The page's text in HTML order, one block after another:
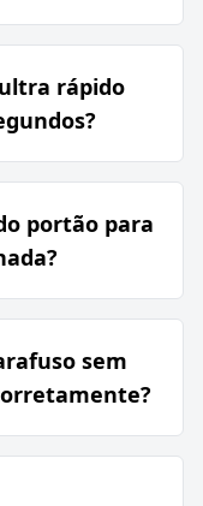
rápido
portão para
sem